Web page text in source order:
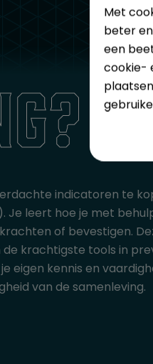
indicatoren te
Je leert hoe je met
of bevestigen.
krachtigste tools in
eigen kennis en
van de samenleving.
Met
beter
een
cookie-